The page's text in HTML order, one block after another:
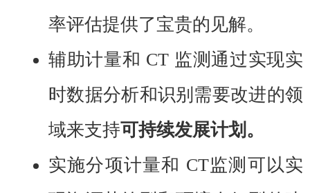
率评估提供了宝贵的见解。
辅助计量和 CT 监测通过实现实
时数据分析和识别需要改进的领
域来支持可持续发展计划。
实施分项计量和 CT监测可以实